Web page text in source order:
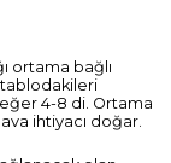
ortama bağlı
tablodakileri
4-8 di. Ortama
ihtiyacı doğar.